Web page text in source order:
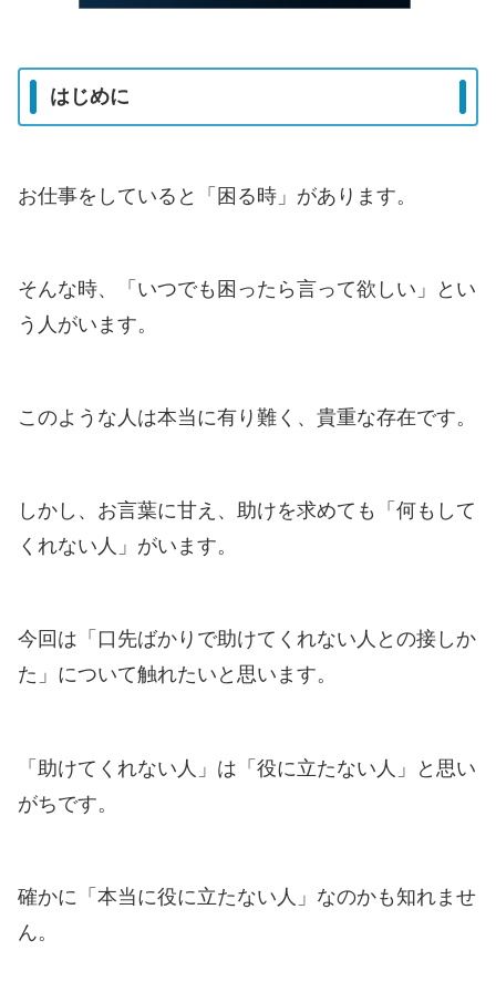
はじめに
お仕事をしていると「困る時」があります。
そんな時、「いつでも困ったら言って欲しい」とい
う人がいます。
このような人は本当に有り難く、貴重な存在です。
しかし、お言葉に甘え、助けを求めても「何もして
くれない人」がいます。
今回は「口先ばかりで助けてくれない人との接しか
た」について触れたいと思います。
「助けてくれない人」は「役に立たない人」と思い
がちです。
確かに「本当に役に立たない人」なのかも知れませ
ん。